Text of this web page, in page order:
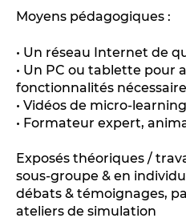
Moyens pédagogiques :
• Un réseau Internet de
• Un PC ou tablette pour
fonctionnalités
• Vidéos de micro-
• Formateur expert,
Exposés théoriques /
sous-groupe & en
débats & témoignages,
ateliers de simulation